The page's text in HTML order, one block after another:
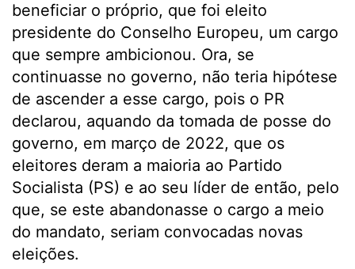
beneficiar o próprio, que foi eleito
presidente do Conselho Europeu, um cargo
que sempre ambicionou. Ora, se
continuasse no governo, não teria hipótese
de ascender a esse cargo, pois o PR
declarou, aquando da tomada de posse do
governo, em março de 2022, que os
eleitores deram a maioria ao Partido
Socialista (PS) e ao seu líder de então, pelo
que, se este abandonasse o cargo a meio
do mandato, seriam convocadas novas
eleições.